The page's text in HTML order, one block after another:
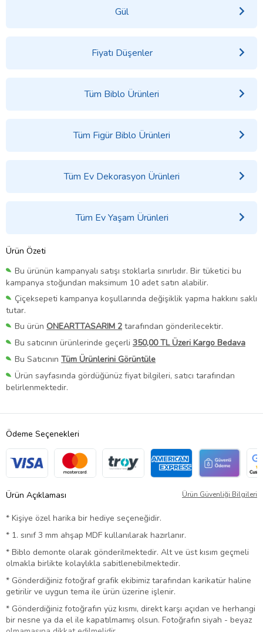
Gül
Fiyatı Düşenler
Tüm Biblo Ürünleri
Tüm Figür Biblo Ürünleri
Tüm Ev Dekorasyon Ürünleri
Tüm Ev Yaşam Ürünleri
Ürün Özeti
Bu ürünün kampanyalı satışı stoklarla sınırlıdır. Bir tüketici bu
kampanya stoğundan maksimum 10 adet satın alabilir.
Çiçeksepeti kampanya koşullarında değişiklik yapma hakkını saklı
tutar.
Bu ürün ONEARTTASARIM 2 tarafından gönderilecektir.
Bu satıcının ürünlerinde geçerli 350,00 TL Üzeri Kargo Bedava
Bu Satıcının Tüm Ürünlerini Görüntüle
Ürün sayfasında gördüğünüz fiyat bilgileri, satıcı tarafından
belirlenmektedir.
Ödeme Seçenekleri
Ürün Açıklaması Ürün Güvenliği Bilgileri
* Kişiye özel harika bir hediye seçeneğidir.
* 1. sınıf 3 mm ahşap MDF kullanılarak hazırlanır.
* Biblo demonte olarak gönderilmektedir. Alt ve üst kısım geçmeli
olmakla birlikte kolaylıkla sabitlenebilmektedir.
* Gönderdiğiniz fotoğraf grafik ekibimiz tarafından karikatür haline
getirilir ve uygun tema ile ürün üzerine işlenir.
* Gönderdiğiniz fotoğrafın yüz kısmı, direkt karşı açıdan ve herhangi
bir nesne ya da el ile kapatılmamış olsun. Fotoğrafın siyah - beyaz